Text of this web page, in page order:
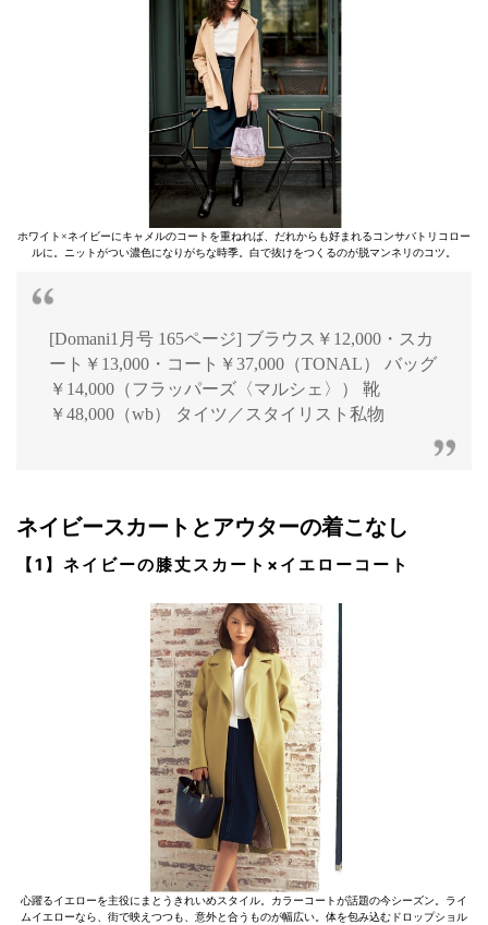
ホワイト×ネイビーにキャメルのコートを重ねれば、だれからも好まれるコンサバトリコロー
ルに。ニットがつい濃色になりがちな時季。白で抜けをつくるのが脱マンネリのコツ。
[Domani1月号 165ページ] ブラウス￥12,000・スカ
ート￥13,000・コート￥37,000（TONAL） バッグ
￥14,000（フラッパーズ〈マルシェ〉） 靴
￥48,000（wb） タイツ／スタイリスト私物
ネイビースカートとアウターの着こなし
【1】ネイビーの膝丈スカート×イエローコート
心躍るイエローを主役にまとうきれいめスタイル。カラーコートが話題の今シーズン。ライ
ムイエローなら、街で映えつつも、意外と合うものが幅広い。体を包み込むドロップショル